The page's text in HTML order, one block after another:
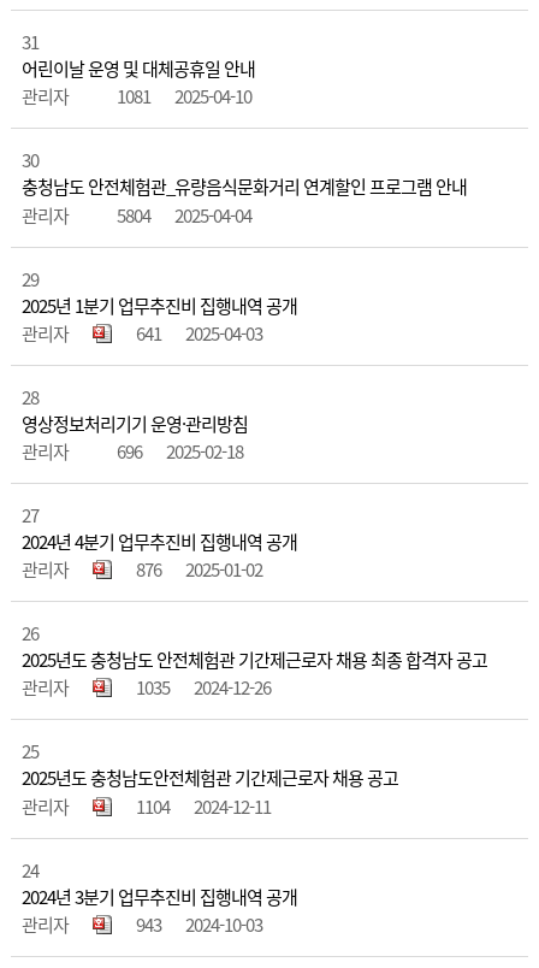
31
어린이날 운영 및 대체공휴일 안내
관리자
1081 2025-04-10
30
충청남도 안전체험관_유량음식문화거리 연계할인 프로그램 안내
관리자
5804 2025-04-04
29
2025년 1분기 업무추진비 집행내역 공개
관리자
641 2025-04-03
28
영상정보처리기기 운영·관리방침
관리자
696 2025-02-18
27
2024년 4분기 업무추진비 집행내역 공개
관리자
876 2025-01-02
26
2025년도 충청남도 안전체험관 기간제근로자 채용 최종 합격자 공고
관리자
1035 2024-12-26
25
2025년도 충청남도안전체험관 기간제근로자 채용 공고
관리자
1104 2024-12-11
24
2024년 3분기 업무추진비 집행내역 공개
관리자
943 2024-10-03